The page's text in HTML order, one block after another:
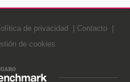
de privacidad
Contacto
de cookies